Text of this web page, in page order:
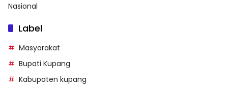
Nasional
Label
Masyarakat
Bupati Kupang
Kabupaten kupang